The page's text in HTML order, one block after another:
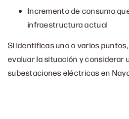
Incremento de consumo
infraestructura actual
Si identificas uno o varios
evaluar la situación y considerar
subestaciones eléctricas en